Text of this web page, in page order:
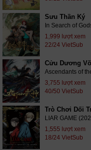
Sưu Thần Ký
In Search of
1,999 lượt xem
22/24 VietSub
Cửu Dương
Ascendants of
3,755 lượt xem
40/50 VietSub
Trò Chơi Dối
LIAR GAME
1,555 lượt xem
18/24 VietSub